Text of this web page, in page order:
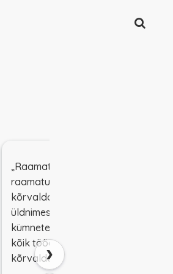
Otsing
„Raamatukogudest ja
raamatukauplustest
kõrvaldatavate raamatute
üldnimestik nr. 2” loetleb
kümnete viisi autoreid, kelle
kõik tööd kuuluvad
kõrvaldamisele.
›